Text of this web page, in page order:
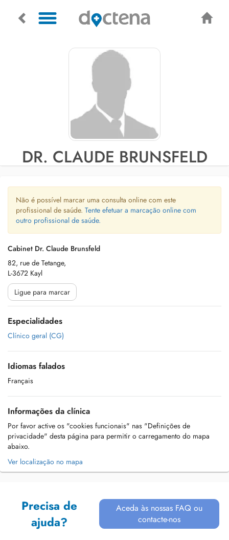
DR. CLAUDE BRUNSFELD
Não é possível marcar uma consulta online com este
profissional de saúde. Tente efetuar a marcação online com
outro profissional de saúde.
Cabinet Dr. Claude Brunsfeld
82, rue de Tetange,
L-3672 Kayl
Ligue para marcar
Especialidades
Clínico geral (CG)
Idiomas falados
Français
Informações da clínica
Por favor active os "cookies funcionais" nas "Definições de
privacidade" desta página para permitir o carregamento do mapa
abaixo.
Ver localização no mapa
Precisa de
ajuda?
Aceda às nossas FAQ ou
contacte-nos